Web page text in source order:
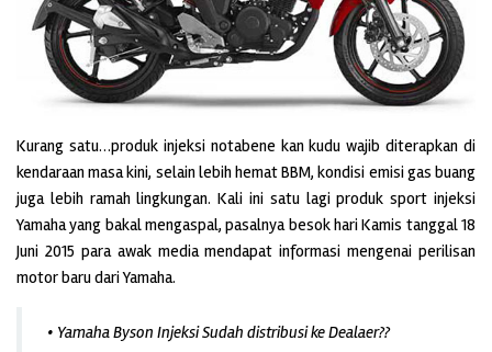
Kurang satu…produk injeksi notabene kan kudu wajib diterapkan di
kendaraan masa kini, selain lebih hemat BBM, kondisi emisi gas buang
juga lebih ramah lingkungan. Kali ini satu lagi produk sport injeksi
Yamaha yang bakal mengaspal, pasalnya besok hari Kamis tanggal 18
Juni 2015 para awak media mendapat informasi mengenai perilisan
motor baru dari Yamaha.
• Yamaha Byson Injeksi Sudah distribusi ke Dealaer??